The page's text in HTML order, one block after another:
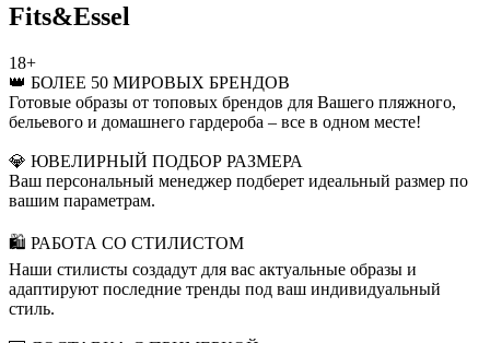
Fits&Essel
18+
👑 БОЛЕЕ 50 МИРОВЫХ БРЕНДОВ
Готовые образы от топовых брендов для Вашего пляжного,
бельевого и домашнего гардероба – все в одном месте!
💎 ЮВЕЛИРНЫЙ ПОДБОР РАЗМЕРА
Ваш персональный менеджер подберет идеальный размер по
вашим параметрам.
🛍 РАБОТА СО СТИЛИСТОМ
Наши стилисты создадут для вас актуальные образы и
адаптируют последние тренды под ваш индивидуальный
стиль.